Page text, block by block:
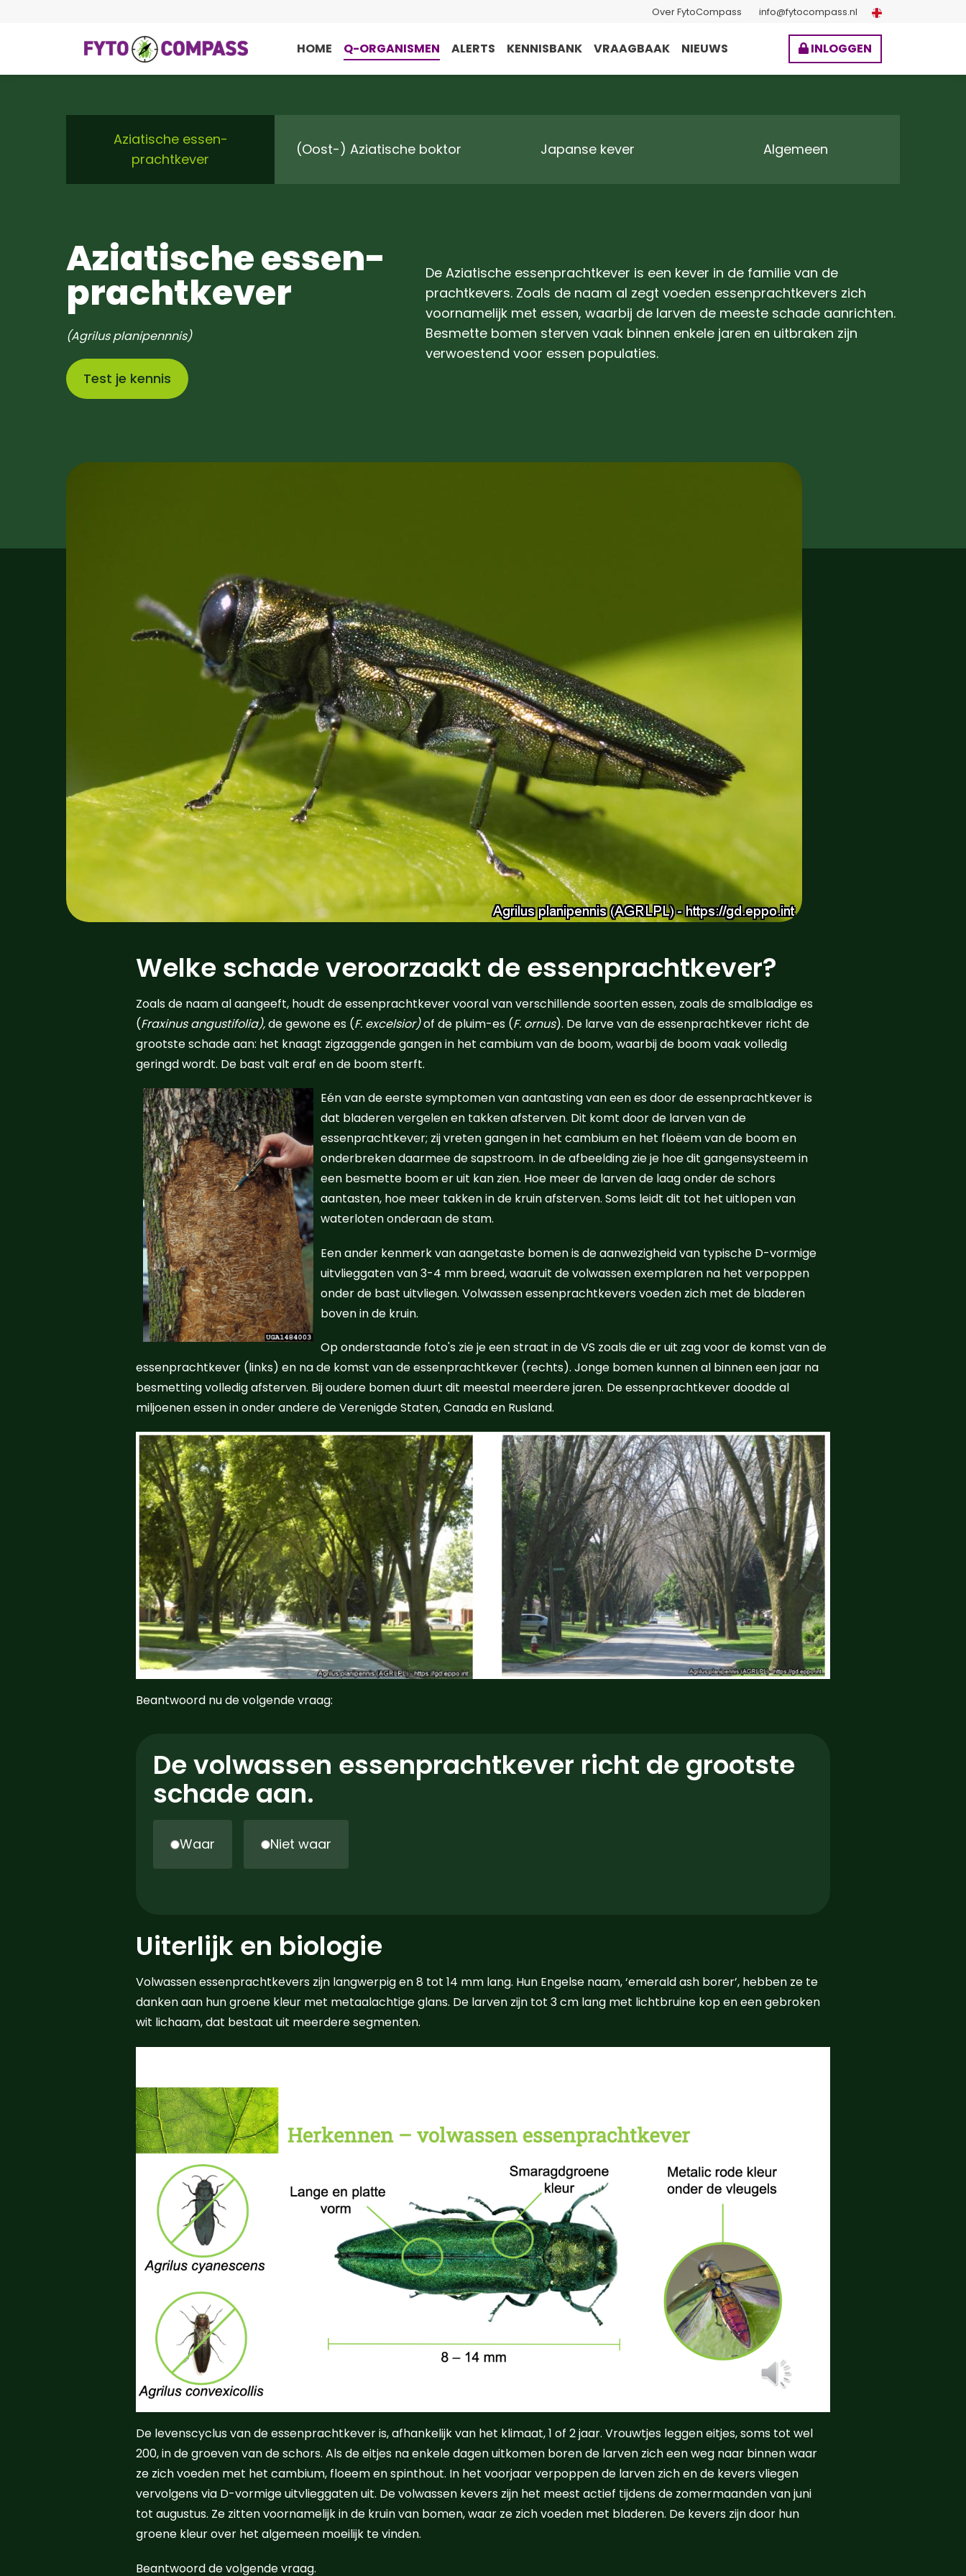
Over FytoCompass info@fytocompass.nl
HOME Q-ORGANISMEN ALERTS KENNISBANK VRAAGBAAK NIEUWS INLOGGEN
Aziatische essen-
prachtkever
(Oost-) Aziatische boktor Japanse kever Algemeen
Aziatische essen-
prachtkever
(Agrilus planipennnis)
Test je kennis
De Aziatische essenprachtkever is een kever in de familie van de
prachtkevers. Zoals de naam al zegt voeden essenprachtkevers zich
voornamelijk met essen, waarbij de larven de meeste schade aanrichten.
Besmette bomen sterven vaak binnen enkele jaren en uitbraken zijn
verwoestend voor essen populaties.
Welke schade veroorzaakt de essenprachtkever?
Zoals de naam al aangeeft, houdt de essenprachtkever vooral van verschillende soorten essen, zoals de smalbladige es
(Fraxinus angustifolia),de gewone es (F. excelsior)of de pluim-es (F. ornus). De larve van de essenprachtkever richt de
grootste schade aan: het knaagt zigzaggende gangen in het cambium van de boom, waarbij de boom vaak volledig
geringd wordt. De bast valt eraf en de boom sterft.
Eén van de eerste symptomen van aantasting van een es door de essenprachtkever is
dat bladeren vergelen en takken afsterven. Dit komt door de larven van de
essenprachtkever; zij vreten gangen in het cambium en het floëem van de boom en
onderbreken daarmee de sapstroom. In de afbeelding zie je hoe dit gangensysteem in
een besmette boom er uit kan zien. Hoe meer de larven de laag onder de schors
aantasten, hoe meer takken in de kruin afsterven. Soms leidt dit tot het uitlopen van
waterloten onderaan de stam.
Een ander kenmerk van aangetaste bomen is de aanwezigheid van typische D-vormige
uitvlieggaten van 3-4 mm breed, waaruit de volwassen exemplaren na het verpoppen
onder de bast uitvliegen. Volwassen essenprachtkevers voeden zich met de bladeren
boven in de kruin.
Op onderstaande foto's zie je een straat in de VS zoals die er uit zag voor de komst van de
essenprachtkever (links) en na de komst van de essenprachtkever (rechts). Jonge bomen kunnen al binnen een jaar na
besmetting volledig afsterven. Bij oudere bomen duurt dit meestal meerdere jaren. De essenprachtkever doodde al
miljoenen essen in onder andere de Verenigde Staten, Canada en Rusland.
Beantwoord nu de volgende vraag:
De volwassen essenprachtkever richt de grootste
schade aan.
Waar Niet waar
Uiterlijk en biologie
Volwassen essenprachtkevers zijn langwerpig en 8 tot 14 mm lang. Hun Engelse naam, ‘emerald ash borer’, hebben ze te
danken aan hun groene kleur met metaalachtige glans. De larven zijn tot 3 cm lang met lichtbruine kop en een gebroken
wit lichaam, dat bestaat uit meerdere segmenten.
De levenscyclus van de essenprachtkever is, afhankelijk van het klimaat, 1 of 2 jaar. Vrouwtjes leggen eitjes, soms tot wel
200, in de groeven van de schors. Als de eitjes na enkele dagen uitkomen boren de larven zich een weg naar binnen waar
ze zich voeden met het cambium, floeem en spinthout. In het voorjaar verpoppen de larven zich en de kevers vliegen
vervolgens via D-vormige uitvlieggaten uit. De volwassen kevers zijn het meest actief tijdens de zomermaanden van juni
tot augustus. Ze zitten voornamelijk in de kruin van bomen, waar ze zich voeden met bladeren. De kevers zijn door hun
groene kleur over het algemeen moeilijk te vinden.
Beantwoord de volgende vraag.